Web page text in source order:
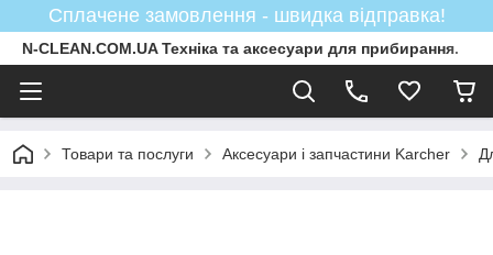
Сплачене замовлення - швидка відправка!
N-CLEAN.COM.UA Техніка та аксесуари для прибирання.
Товари та послуги Аксесуари і запчастини Karcher